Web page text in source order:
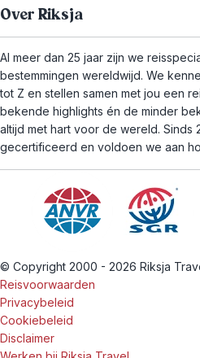
Over Riksja
Al meer dan 25 jaar zijn we
bestemmingen wereldwijd. We
tot Z en stellen samen met jou een
bekende highlights én de minder
altijd met hart voor de wereld. Sinds
gecertificeerd en voldoen we aan
© Copyright 2000 - 2026 Riksja
Reisvoorwaarden
Privacybeleid
Cookiebeleid
Disclaimer